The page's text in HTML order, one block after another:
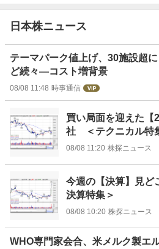
日本株ニュース
テーマパーク値上げ、30施設超
ど続々―コスト増背景
08/08 11:48 時事通信
買い局面を迎えた【
社 ＜テクニカル特
08/08 11:20 株探ニュース
今週の【決算】見
決算特集＞
08/08 10:20 株探ニュース
WHO専門家会合、米メルク製エ